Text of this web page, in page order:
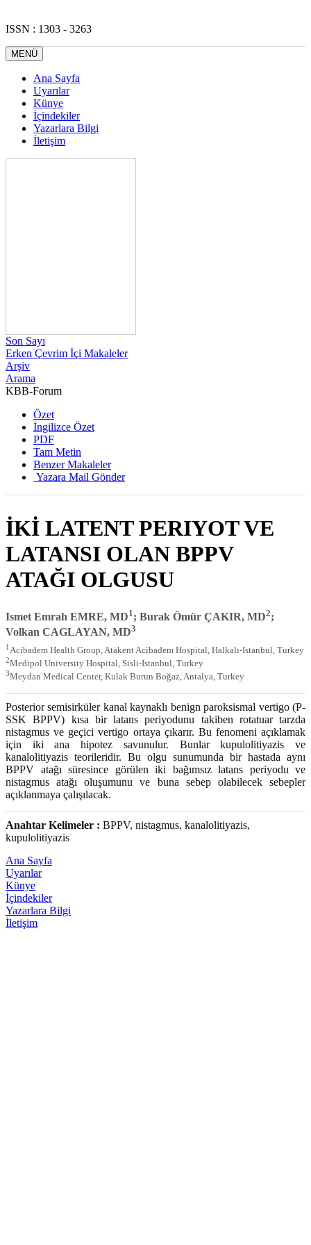
ISSN : 1303 - 3263
MENÜ
Ana Sayfa
Uyarılar
Künye
İçindekiler
Yazarlara Bilgi
İletişim
Son Sayı
Erken Çevrim İçi Makaleler
Arşiv
Arama
KBB-Forum
Özet
İngilizce Özet
PDF
Tam Metin
Benzer Makaleler
Yazara Mail Gönder
İKİ LATENT PERIYOT VE
LATANSI OLAN BPPV
ATAĞI OLGUSU
Ismet Emrah EMRE, MD1 ; Burak Ömür ÇAKIR, MD2;
Volkan CAGLAYAN, MD3
1 Acibadem Health Group, Atakent Acibadem Hospital, Halkalı-Istanbul, Turkey
2Medipol University Hospital, Sisli-Istanbul, Turkey
3Meydan Medical Center, Kulak Burun Boğaz, Antalya, Turkey
Posterior semisirküler kanal kaynaklı benign paroksismal vertigo (P-
SSK BPPV) kısa bir latans periyodunu takiben rotatuar tarzda
nistagmus ve geçici vertigo ortaya çıkarır. Bu fenomeni açıklamak
için iki ana hipotez savunulur. Bunlar kupulolitiyazis ve
kanalolitiyazis teorileridir. Bu olgu sunumunda bir hastada aynı
BPPV atağı süresince görülen iki bağımsız latans periyodu ve
nistagmus atağı oluşumunu ve buna sebep olabilecek sebepler
açıklanmaya çalışılacak.
Anahtar Kelimeler : BPPV, nistagmus, kanalolitiyazis,
kupulolitiyazis
Ana Sayfa
Uyarılar
Künye
İçindekiler
Yazarlara Bilgi
İletişim